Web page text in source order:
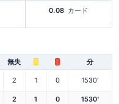
0.08 カード
無失
分
2 1 0 1530'
2 1 0 1530'